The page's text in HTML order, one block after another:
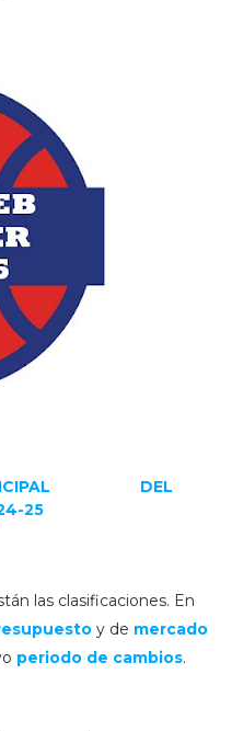
DEL
25
las clasificaciones. En
y de mercado
periodo de cambios.